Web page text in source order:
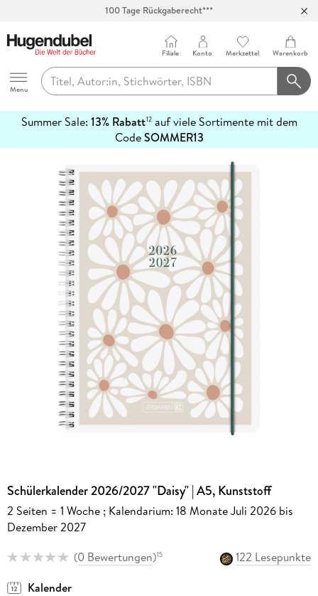
100 Tage Rückgaberecht***
Hugendubel
Menu
Filiale Konto Merkzettel Warenkorb
Summer Sale: 13% Rabatt12auf viele Sortimente mit dem
CodeSOMMER13
erfahren
Schülerkalender 2026/2027 "Daisy" | A5, Kunststoff
2 Seiten = 1 Woche ; Kalendarium: 18 Monate Juli 2026 bis
Dezember 2027
(0 Bewertungen)15
122 Lesepunkte
Kalender